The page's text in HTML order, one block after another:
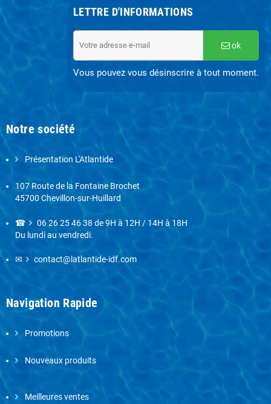
LETTRE D'INFORMATIONS
ok
Vous pouvez vous désinscrire à tout moment.
Notre société
Présentation L'Atlantide
107 Route de la Fontaine Brochet
45700 Chevillon-sur-Huillard
☎ 06 26 25 46 38 de 9H à 12H / 14H à 18H
Du lundi au vendredi.
✉ contact@latlantide-idf.com
Navigation Rapide
Promotions
Nouveaux produits
Meilleures ventes